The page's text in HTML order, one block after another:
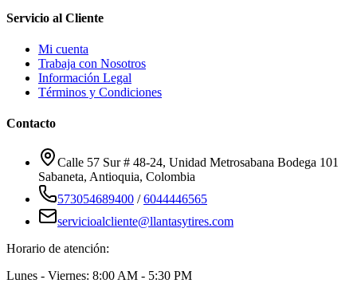
Servicio al Cliente
Mi cuenta
Trabaja con Nosotros
Información Legal
Términos y Condiciones
Contacto
Calle 57 Sur # 48-24, Unidad Metrosabana Bodega 101
Sabaneta, Antioquia, Colombia
573054689400 /6044446565
servicioalcliente@llantasytires.com
Horario de atención:
Lunes - Viernes: 8:00 AM - 5:30 PM